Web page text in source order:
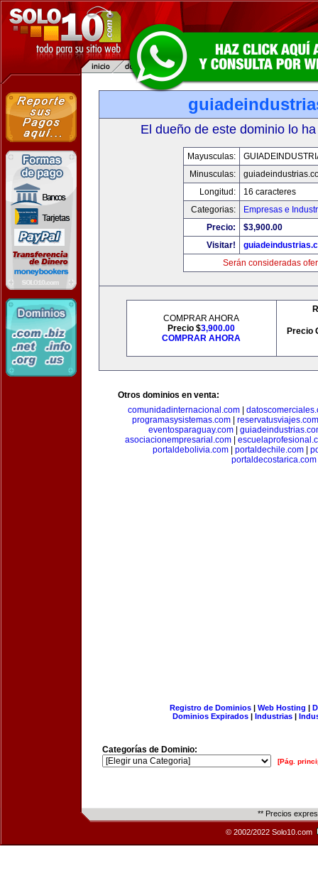
El dueño de este dominio lo
Mayusculas:
Minusculas:
Longitud:
16 caracteres
Categorias:
Empresas e
Precio:
$3,900.00
Visitar!
Serán consideradas
COMPRAR AHORA
Precio $3,900.00
COMPRAR AHORA
Precio
Otros dominios en venta:
comunidadinternacional.com
programasysistemas.com
reservatusviajes.com
eventosparaguay.com
asociacionempresarial.com|
portaldebolivia.com| portaldechile.com|
portaldecostarica.com
Registro de Dominios| Web Hosting |
Dominios Expirados | Industrias |
Categorías de Dominio:
[Pág.
** Precios
© 2002/2022 Solo10.com